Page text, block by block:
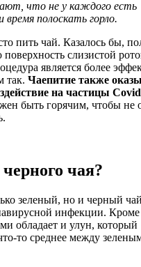
что не у каждого есть
полоскать горло.
пить чай. Казалось бы,
слизистой
является более
так. Чаепитие также
на частицы
быть горячим, чтобы не
чая?
зеленый, но и черный
инфекции. Кроме
обладает и улун, который
то среднее между